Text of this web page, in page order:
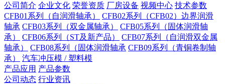
公司简介 企业文化 荣誉资质 厂房设备 视频中心 技术参数
CFB01系列（自润滑轴承）
CFB02系列（CFB02）边界润滑
轴承 CFB03系列（双金属轴承）
CFB05系列（固体润滑轴
承）
CFB06系列（ST及新产品）
CFB07系列（自润滑双金属
轴承）
CFB08系列（固体润滑轴承 CFB09系列（青铜卷制轴
承）
汽车冲压模 / 塑料模
产品应用 产品参数
公司动态 行业资讯